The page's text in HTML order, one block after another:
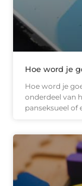
Hoe word je
Hoe word je
onderdeel van
panseksueel of